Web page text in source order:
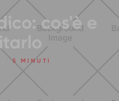
cos'è e
5 MINUTI